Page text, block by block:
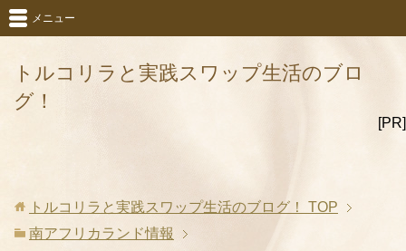
トルコリラと実践スワップ生活のブロ
グ！
[PR]
メニュー
トルコリラと実践スワップ生活のブログ！
TOP
南アフリカランド情報